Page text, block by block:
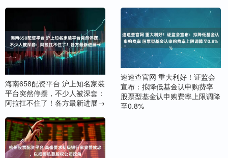
海南658配资平台 沪上知名家装
平台突然停摆，不少人被深套：
阿拉扛不住了！各方最新进展→
速速查官网 重大利好！证监会
宣布：拟降低基金认申购费率
股票型基金认申购费率上限调降
至0.8%